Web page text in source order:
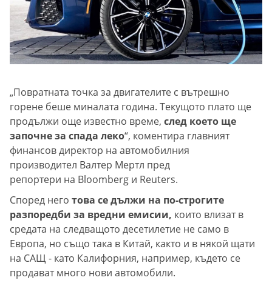
„Повратната точка за двигателите с вътрешно
горене беше миналата година. Текущото плато ще
продължи още известно време, след което ще
започне за спада леко“, коментира главният
финансов директор на автомобилния
производител Валтер Мертл пред
репортери на Bloomberg и Reuters.
Според него това се дължи на по-строгите
разпоредби за вредни емисии, които влизат в
средата на следващото десетилетие не само в
Европа, но също така в Китай, както и в някой щати
на САЩ - като Калифорния, например, където се
продават много нови автомобили.